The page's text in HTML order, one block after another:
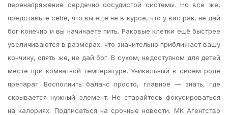
перенапряжение сердечно сосудистой системы. Но все же,
представьте себе, что вы ещё не в курсе, что у вас рак, не дай
бог конечно и вы начинаете пить. Раковые клетки ещё быстрее
увеличиваются в размерах, что значительно приближает вашу
кончину, опять же, не дай бог. В сухом, недоступном для детей
месте при комнатной температуре. Уникальный в своем роде
препарат. Восполнить баланс просто, главное — знать, где
скрывается нужный элемент. Не старайтесь фокусироваться
на калориях. Подписаться на срочные новости. МК Агентство